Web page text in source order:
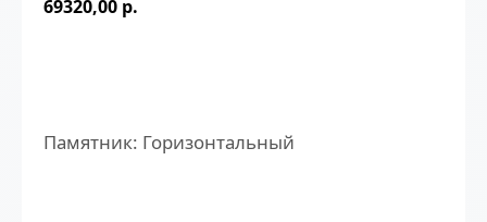
69320,00 р.
Памятник: Горизонтальный